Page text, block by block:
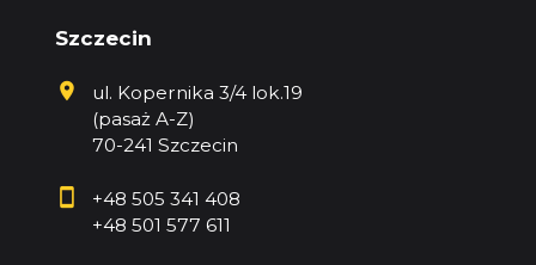
Szczecin
ul. Kopernika 3/4 lok.19
(pasaż A-Z)
70-241 Szczecin
+48 505 341 408
+48 501 577 611